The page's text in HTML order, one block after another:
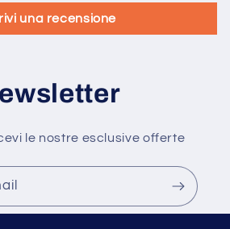
una recensione
le nostre esclusive offerte